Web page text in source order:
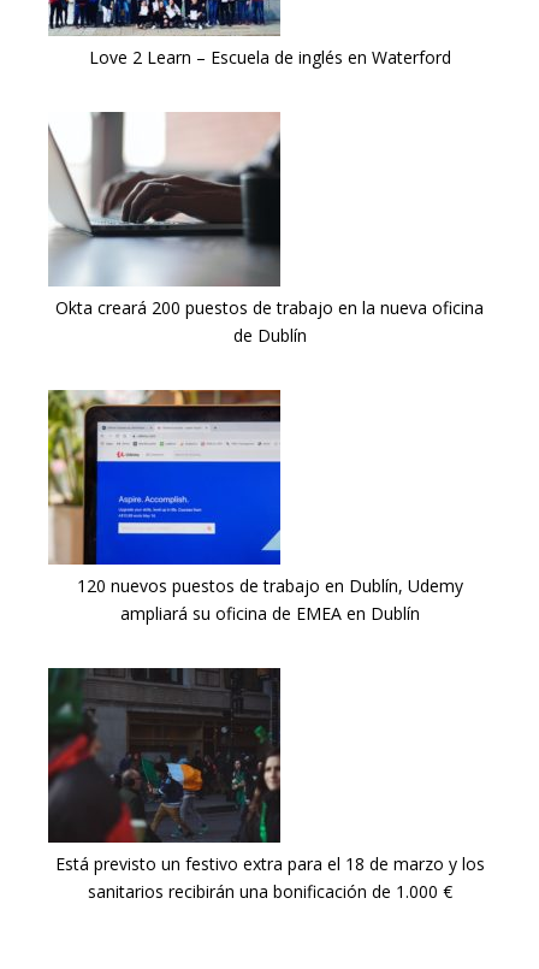
Love 2 Learn – Escuela de inglés en Waterford
Okta creará 200 puestos de trabajo en la nueva oficina
de Dublín
120 nuevos puestos de trabajo en Dublín, Udemy
ampliará su oficina de EMEA en Dublín
Está previsto un festivo extra para el 18 de marzo y los
sanitarios recibirán una bonificación de 1.000 €